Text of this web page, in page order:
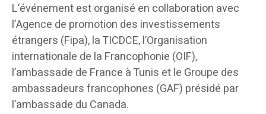
L’événement est organisé en collaboration avec
l’Agence de promotion des investissements
étrangers (Fipa), la TICDCE, l’Organisation
internationale de la Francophonie (OIF),
l’ambassade de France à Tunis et le Groupe des
ambassadeurs francophones (GAF) présidé par
l’ambassade du Canada.